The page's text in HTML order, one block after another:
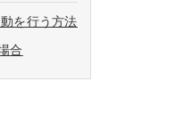
を行う方法
合